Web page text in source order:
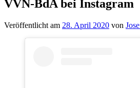
VVN-BdA bei Instagram
Veröffentlicht am 28. April 2020 von